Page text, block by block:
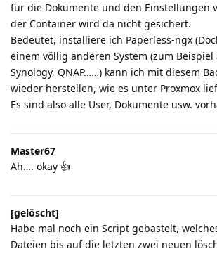
für die Dokumente und den Einstellungen
der Container wird da nicht gesichert.
Bedeutet, installiere ich Paperless-ngx
einem völlig anderen System (zum
Synology, QNAP……) kann ich mit diesem
wieder herstellen, wie es unter Proxmox
Es sind also alle User, Dokumente usw.
Master67
Ah…. okay 👍️
[gelöscht]
Habe mal noch ein Script gebastelt,
Dateien bis auf die letzten zwei neuen